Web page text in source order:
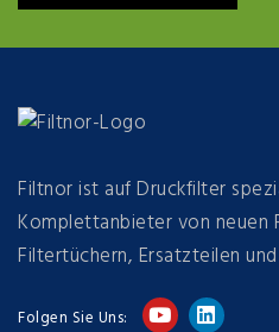
Filtnor ist auf Druckfilter
Komplettanbieter von neuen
Filtertüchern, Ersatzteilen
Folgen Sie Uns: